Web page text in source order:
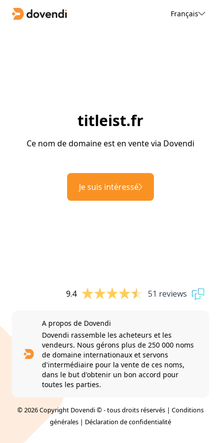
Français
titleist.fr
Ce nom de domaine est en vente via Dovendi
Je suis intéressé
9.4 51 reviews
A propos de Dovendi
Dovendi rassemble les acheteurs et les
vendeurs. Nous gérons plus de 250 000 noms
de domaine internationaux et servons
d'intermédiaire pour la vente de ces noms,
dans le but d'obtenir un bon accord pour
toutes les parties.
© 2026 Copyright Dovendi © - tous droits réservés | Conditions
générales | Déclaration de confidentialité